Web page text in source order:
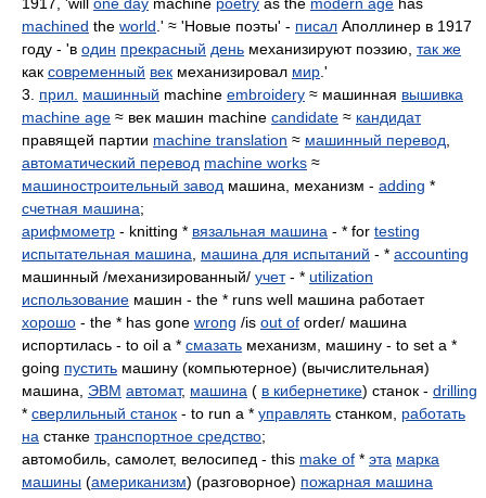
machined the world .' ≈ 'Новые поэты' - писал Аполлинер в 1917
году - 'в один прекрасный день механизируют поэзию, так же
как современный век механизировал мир .'
3. прил. машинный machine embroidery ≈ машинная вышивка
machine age ≈ век машин machine candidate ≈ кандидат
правящей партии machine translation ≈ машинный перевод
автоматический перевод machine works ≈
машиностроительный завод машина, механизм - adding *
счетная машина;
арифмометр - knitting * вязальная машина - * for testing
испытательная машина
машина для испытаний - * accounting
машинный /механизированный/ учет- * utilization
использование машин - the * runs well машина работает
хорошо - the * has gone wrong /is out of order/ машина
испортилась - to oil a * смазать механизм, машину - to set a *
going пустить машину (компьютерное) (вычислительная)
машина, ЭВМ автомат, машина ( в кибернетике) станок - drilling
* сверлильный станок - to run a * управлять станком, работать
на станке транспортное средство;
автомобиль, самолет, велосипед - this make of * эта марка
машины (американизм) (разговорное) пожарная машина